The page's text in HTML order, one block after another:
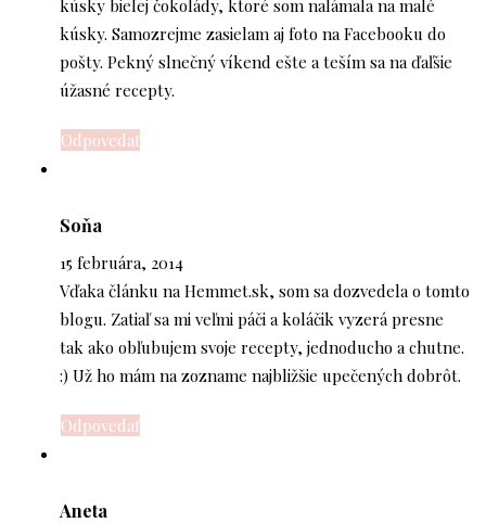
kúsky bielej čokolády, ktoré som nalámala na malé
kúsky. Samozrejme zasielam aj foto na Facebooku do
pošty. Pekný slnečný víkend ešte a teším sa na ďaľšie
úžasné recepty.
Odpovedať
Soňa
15 februára, 2014
Vďaka článku na Hemmet.sk, som sa dozvedela o tomto
blogu. Zatiaľ sa mi veľmi páči a koláčik vyzerá presne
tak ako obľubujem svoje recepty, jednoducho a chutne.
:) Už ho mám na zozname najbližšie upečených dobrôt.
Odpovedať
Aneta